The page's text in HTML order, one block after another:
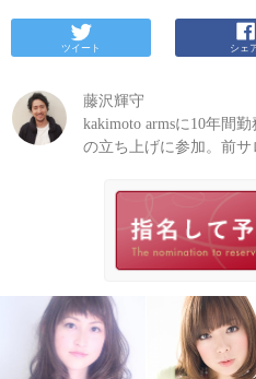
ツイート シェ
藤沢輝守
kakimoto armsに10年間
の立ち上げに参加。前